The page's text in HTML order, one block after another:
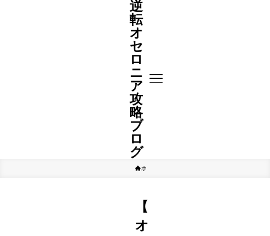
逆
転
オ
セ
ロ
ニ
ア
攻
略
ブ
ロ
グ
ホーム
【
オ